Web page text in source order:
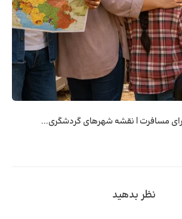
مسافرت | نقشه شهرهای گردشگری...
نظر بدهید